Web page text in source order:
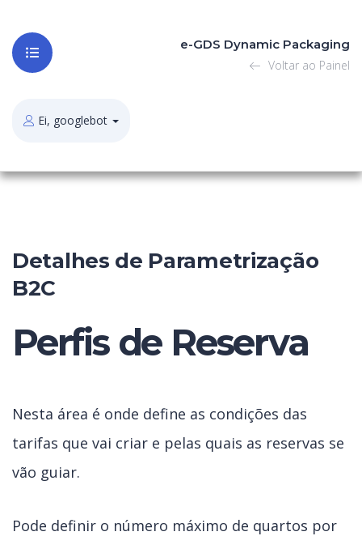
e-GDS Dynamic Packaging
Voltar ao Painel
Ei, googlebot
Detalhes de Parametrização
B2C
Perfis de Reserva
Nesta área é onde define as condições das
tarifas que vai criar e pelas quais as reservas se
vão guiar.
Pode definir o número máximo de quartos por